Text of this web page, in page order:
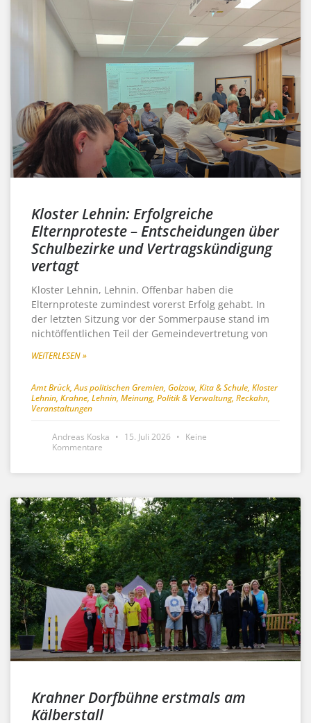
Kloster Lehnin: Erfolgreiche
Elternproteste – Entscheidungen über
Schulbezirke und Vertragskündigung
vertagt
Kloster Lehnin, Lehnin. Offenbar haben die
Elternproteste zumindest vorerst Erfolg gehabt. In
der letzten Sitzung vor der Sommerpause stand im
nichtöffentlichen Teil der Gemeindevertretung von
WEITERLESEN »
Amt Brück,Aus politischen Gremien, Golzow, Kita & Schule, Kloster
Lehnin, Krahne, Lehnin, Meinung, Politik & Verwaltung, Reckahn,
Veranstaltungen
Andreas Koska 15. Juli 2026
Keine
Kommentare
Krahner Dorfbühne erstmals am
Kälberstall